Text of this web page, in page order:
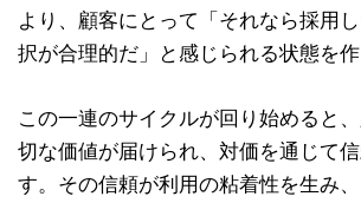
より、顧客にとって「それなら採用
択が合理的だ」と感じられる状態を作
この一連のサイクルが回り始めると
切な価値が届けられ、対価を通じて
す。その信頼が利用の粘着性を生み